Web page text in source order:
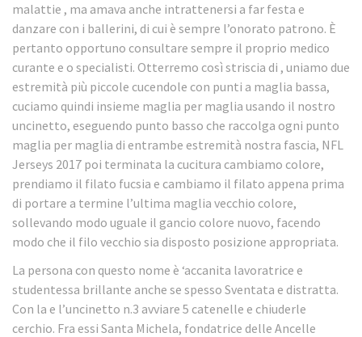
malattie , ma amava anche intrattenersi a far festa e
danzare con i ballerini, di cui è sempre l’onorato patrono. È
pertanto opportuno consultare sempre il proprio medico
curante e o specialisti. Otterremo così striscia di , uniamo due
estremità più piccole cucendole con punti a maglia bassa,
cuciamo quindi insieme maglia per maglia usando il nostro
uncinetto, eseguendo punto basso che raccolga ogni punto
maglia per maglia di entrambe estremità nostra fascia, NFL
Jerseys 2017 poi terminata la cucitura cambiamo colore,
prendiamo il filato fucsia e cambiamo il filato appena prima
di portare a termine l’ultima maglia vecchio colore,
sollevando modo uguale il gancio colore nuovo, facendo
modo che il filo vecchio sia disposto posizione appropriata.
La persona con questo nome è ‘accanita lavoratrice e
studentessa brillante anche se spesso Sventata e distratta.
Con la e l’uncinetto n.3 avviare 5 catenelle e chiuderle
cerchio. Fra essi Santa Michela, fondatrice delle Ancelle